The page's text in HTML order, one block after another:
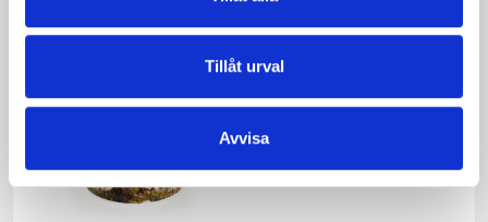
Tillåt urval
Avvisa